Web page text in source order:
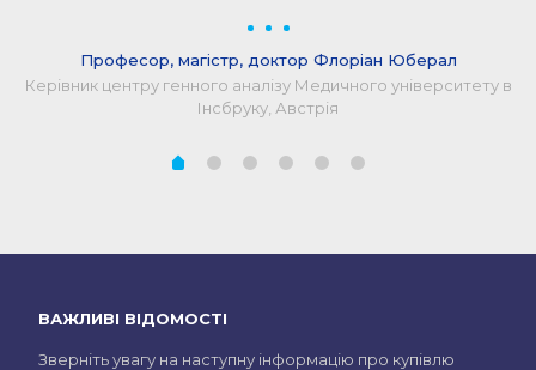
Професор, магістр, доктор Флоріан Юберал
Керівник центру генного аналізу Медичного університету в
Інсбруку, Австрія
ВАЖЛИВІ ВІДОМОСТІ
Зверніть увагу на наступну інформацію про купівлю